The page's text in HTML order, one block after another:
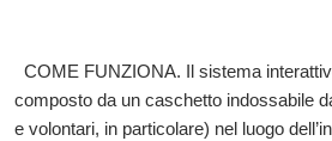
COME FUNZIONA. Il sistema
composto da un caschetto indossabile
e volontari, in particolare) nel luogo